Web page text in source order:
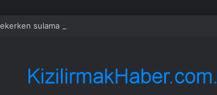
sulama kanalına düştü